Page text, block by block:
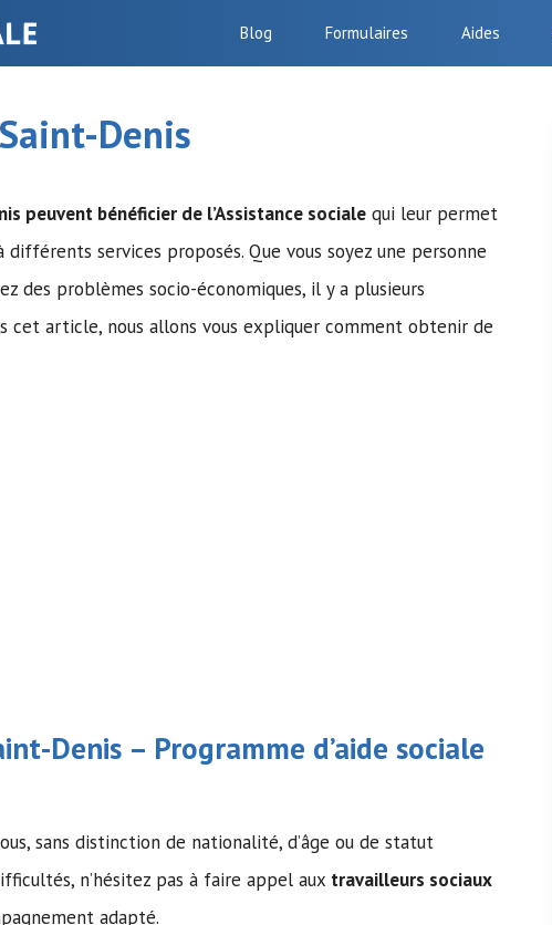
Blog Formulaires Aides
Denis
peuvent bénéficier de l’Assistance sociale qui leur permet
services proposés. Que vous soyez une personne
des problèmes socio-économiques, il y a plusieurs
cet article, nous allons vous expliquer comment obtenir de
Denis – Programme d’aide sociale
sans distinction de nationalité, d’âge ou de statut
n’hésitez pas à faire appel aux travailleurs sociaux
adapté.